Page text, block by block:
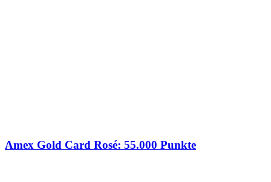
Amex Gold Card Rosé: 55.000 Punkte